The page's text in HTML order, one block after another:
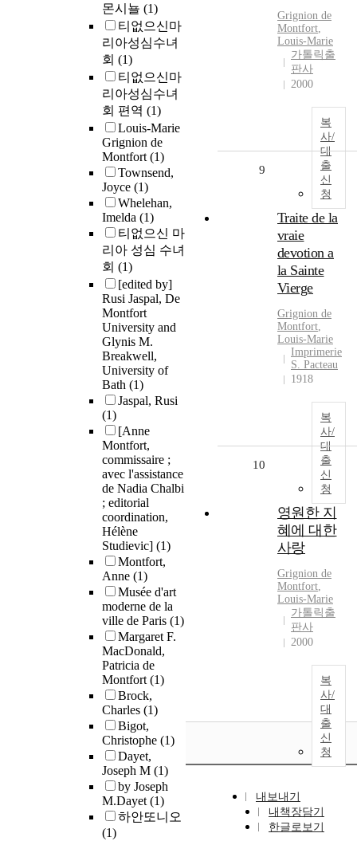
몬시뇰 (1)
티없으신마
리아성심수녀
회 (1)
티없으신마
리아성심수녀
회 편역 (1)
Louis-Marie
Grignion de
Montfort(1)
Townsend,
Joyce (1)
Whelehan,
Imelda (1)
티없으신 마
리아 성심 수녀
회 (1)
[edited by]
Rusi Jaspal, De
Montfort
University and
Glynis M.
Breakwell,
University of
Bath (1)
Jaspal, Rusi
(1)
[Anne
Montfort,
commissaire ;
avec l'assistance
de Nadia Chalbi
; editorial
coordination,
Hélène
Studievic] (1)
Montfort,
Anne (1)
Musée d'art
moderne de la
ville de Paris (1)
Margaret F.
MacDonald,
Patricia de
Montfort(1)
Brock,
Charles (1)
Bigot,
Christophe (1)
Dayet,
Joseph M (1)
by Joseph
M.Dayet(1)
하안또니오
(1)
Grignion de
Montfort,
Louis-Marie
가톨릭출
판사
2000
복
사/
대
출
신
청
9
Traite de la
vraie
devotion a
la Sainte
Vierge
Grignion de
Montfort,
Louis-Marie
Imprimerie
S. Pacteau
1918
복
사/
대
출
신
청
10
영원한 지
혜에 대한
사랑
Grignion de
Montfort,
Louis-Marie
가톨릭출
판사
2000
복
사/
대
출
신
청
내보내기
내책장담기
한글로보기